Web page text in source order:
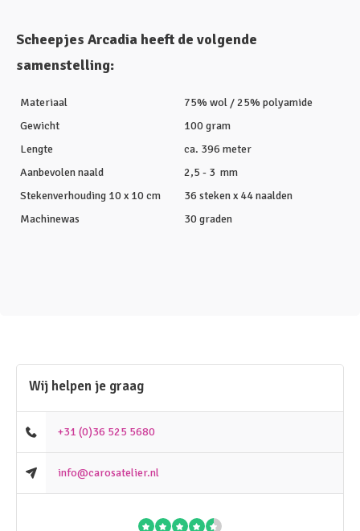
Scheepjes Arcadia heeft de volgende
samenstelling:
Materiaal
75% wol / 25% polyamide
Gewicht
100 gram
Lengte
ca. 396 meter
Aanbevolen naald
2,5 - 3 mm
Stekenverhouding 10 x 10 cm
36 steken x 44 naalden
Machinewas
30 graden
Wij helpen je graag
+31 (0)36 525 5680
info@carosatelier.nl